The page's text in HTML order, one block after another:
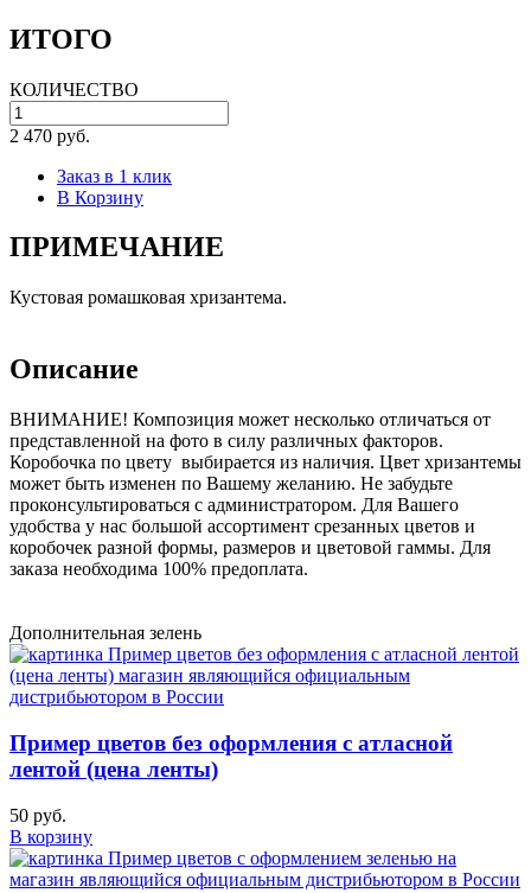
ИТОГО
КОЛИЧЕСТВО
2 470 руб.
Заказ в 1 клик
В Корзину
ПРИМЕЧАНИЕ
Кустовая ромашковая хризантема.
Описание
ВНИМАНИЕ! Композиция может несколько отличаться от
представленной на фото в силу различных факторов.
Коробочка по цвету выбирается из наличия. Цвет хризантемы
может быть изменен по Вашему желанию. Не забудьте
проконсультироваться с администратором. Для Вашего
удобства у нас большой ассортимент срезанных цветов и
коробочек разной формы, размеров и цветовой гаммы. Для
заказа необходима 100% предоплата.
Дополнительная зелень
Пример цветов без оформления с атласной
лентой (цена ленты)
50 руб.
В корзину